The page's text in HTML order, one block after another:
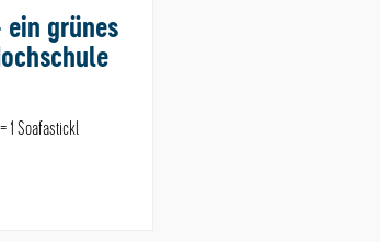
grünes
1 Soafastickl